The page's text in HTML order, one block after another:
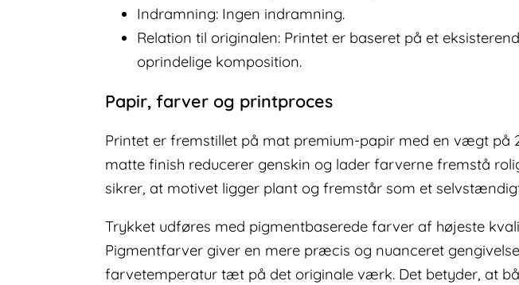
Indramning: Ingen indramning.
Relation til originalen: Printet er baseret på et
oprindelige komposition.
Papir, farver og printproces
Printet er fremstillet på mat premium-papir med en vægt på
matte finish reducerer genskin og lader farverne fremstå
sikrer, at motivet ligger plant og fremstår som et
Trykket udføres med pigmentbaserede farver af højeste
Pigmentfarver giver en mere præcis og nuanceret
farvetemperatur tæt på det originale værk. Det betyder, at